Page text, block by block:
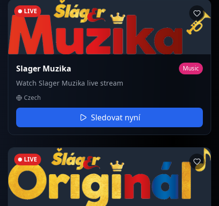
LIVE
Slager Muzika Music
Watch Slager Muzika live stream
Czech
Sledovat nyní
LIVE